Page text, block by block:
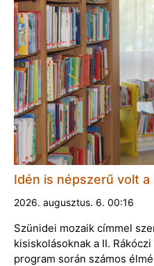
Idén is népszerű volt
2026. augusztus. 6. 00:16
Szünidei mozaik címmel
kisiskolásoknak a II.
program során számos